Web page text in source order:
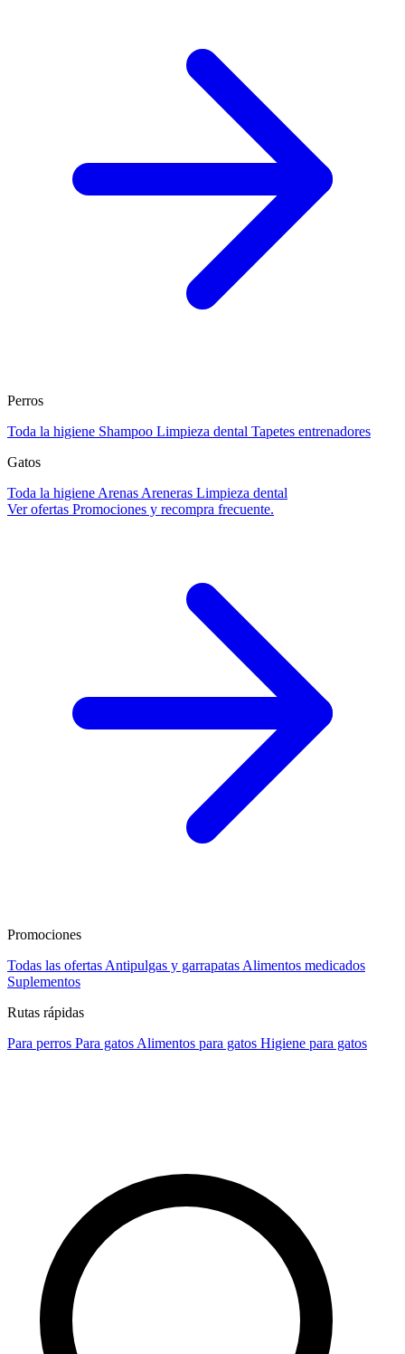
Perros
Toda la higiene Shampoo Limpieza dental Tapetes entrenadores
Gatos
Toda la higiene Arenas Areneras Limpieza dental
Ver ofertas Promociones y recompra frecuente.
Promociones
Todas las ofertas Antipulgas y garrapatas Alimentos medicados
Suplementos
Rutas rápidas
Para perros Para gatos Alimentos para gatos Higiene para gatos